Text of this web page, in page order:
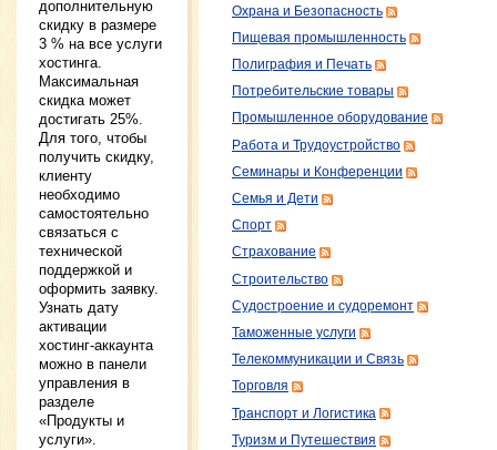
дополнительную
скидку в размере
3 % на все услуги
хостинга.
Максимальная
скидка может
достигать 25%.
Для того, чтобы
получить скидку,
клиенту
необходимо
самостоятельно
связаться с
технической
поддержкой и
оформить заявку.
Узнать дату
активации
хостинг-аккаунта
можно в панели
управления в
разделе
«Продукты и
услуги».
Охрана и Безопасность
Пищевая промышленность
Полиграфия и Печать
Потребительские товары
Промышленное оборудование
Работа и Трудоустройство
Семинары и Конференции
Семья и Дети
Спорт
Страхование
Строительство
Судостроение и судоремонт
Таможенные услуги
Телекоммуникации и Связь
Торговля
Транспорт и Логистика
Туризм и Путешествия